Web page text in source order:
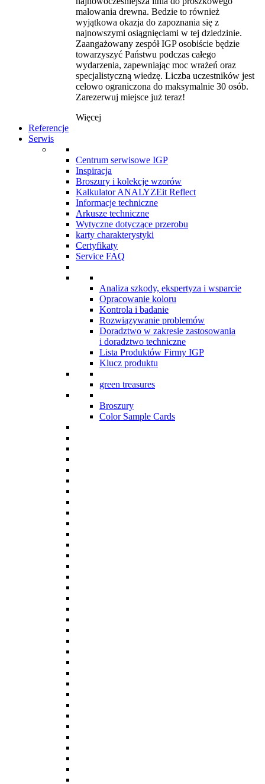
malowania drewna. Bedzie to również
wyjątkowa okazja do zapoznania się z
najnowszymi osiągnięciami w tej dziedzinie.
Zaangażowany zespół IGP osobiście będzie
towarzyszyć Państwu podczas całego
wydarzenia, zapewniając moc wrażeń oraz
specjalistyczną wiedzę. Liczba uczestników jest
celowo ograniczona do maksymalnie 30 osób.
Zarezerwuj miejsce już teraz!
Więcej
Referencje
Serwis
Centrum serwisowe IGP
Inspiracja
Broszury i kolekcje wzorów
Kalkulator ANALYZEit Reflect
Informacje techniczne
Arkusze techniczne
Wytyczne dotyczące przerobu
karty charakterystyki
Certyfikaty
Service FAQ
Analiza szkody, ekspertyza i wsparcie
Opracowanie koloru
Kontrola i badanie
Rozwiązywanie problemów
Doradztwo w zakresie zastosowania
i doradztwo techniczne
Lista Produktów Firmy IGP
Klucz produktu
green treasures
Broszury
Color Sample Cards